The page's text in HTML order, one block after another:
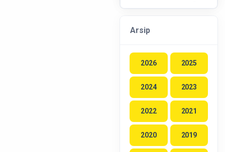
Arsip
2026 2025
2024 2023
2022 2021
2020 2019